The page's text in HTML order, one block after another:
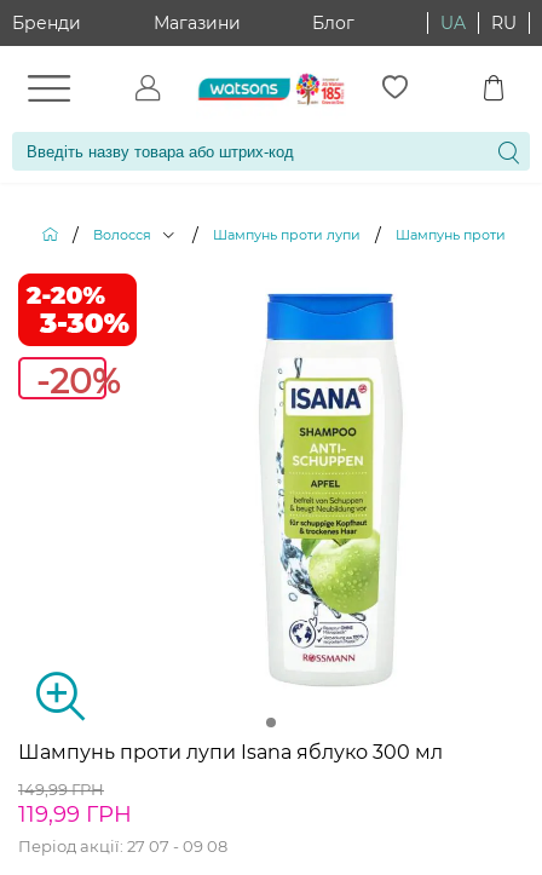
Бренди Магазини Блог UA RU
/ Волосся / Шампунь проти лупи / Шампунь проти
-20%
Шампунь проти лупи Isana яблуко 300 мл
149,99 ГРН
119,99 ГРН
Період акції: 27 07 - 09 08